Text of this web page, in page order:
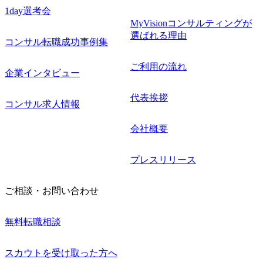
1day選考会
コンサル転職成功事例集
企業インタビュー
コンサル求人情報
MyVisionコンサルティングが
選ばれる理由
ご利用の流れ
代表挨拶
会社概要
プレスリリース
ご相談・お問い合わせ
無料転職相談
スカウトを受け取った方へ